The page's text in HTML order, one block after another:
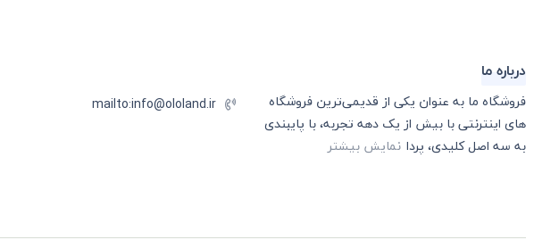
درباره ما
فروشگاه ما به عنوان یکی از قدیمی‌ترین فروشگاه
های اینترنتی با بیش از یک دهه تجربه، با پایبندی
به سه اصل کلیدی، پردا نمایش بیشتر
mailto:info@ololand.ir